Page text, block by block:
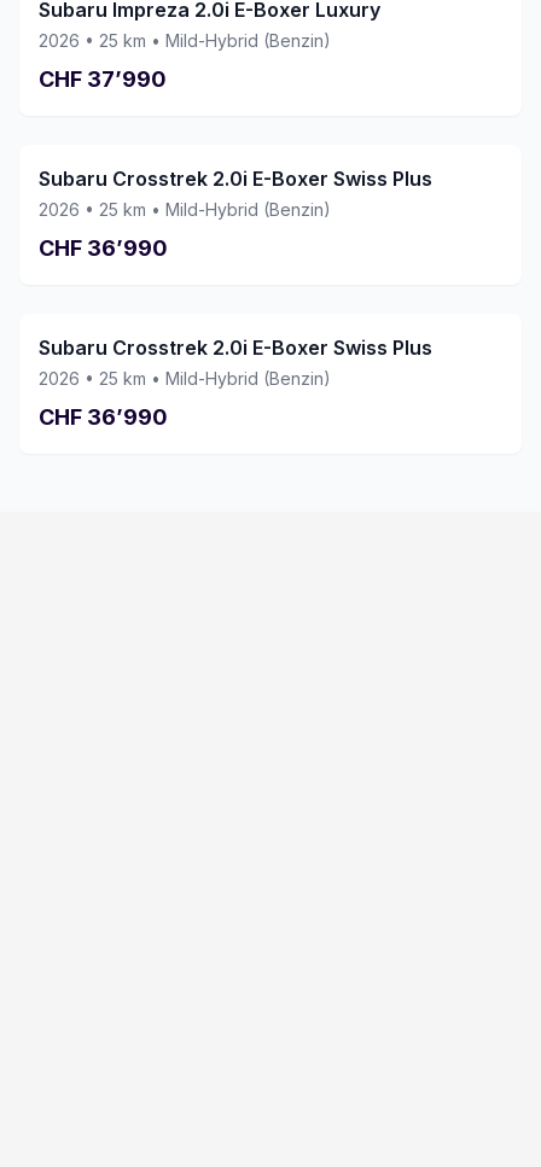
Subaru Impreza 2.0i E-Boxer Luxury
2026 • 25 km • Mild-Hybrid (Benzin)
CHF 37’990
Subaru Crosstrek 2.0i E-Boxer Swiss Plus
2026 • 25 km • Mild-Hybrid (Benzin)
CHF 36’990
Subaru Crosstrek 2.0i E-Boxer Swiss Plus
2026 • 25 km • Mild-Hybrid (Benzin)
CHF 36’990